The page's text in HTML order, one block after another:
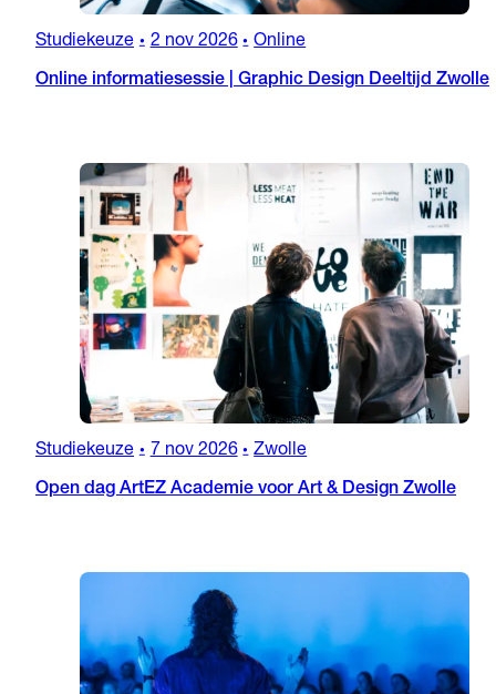
Studiekeuze • 2 nov 2026 • Online
Online informatiesessie | Graphic Design Deeltijd Zwolle
Studiekeuze • 7 nov 2026 • Zwolle
Open dag ArtEZ Academie voor Art & Design Zwolle